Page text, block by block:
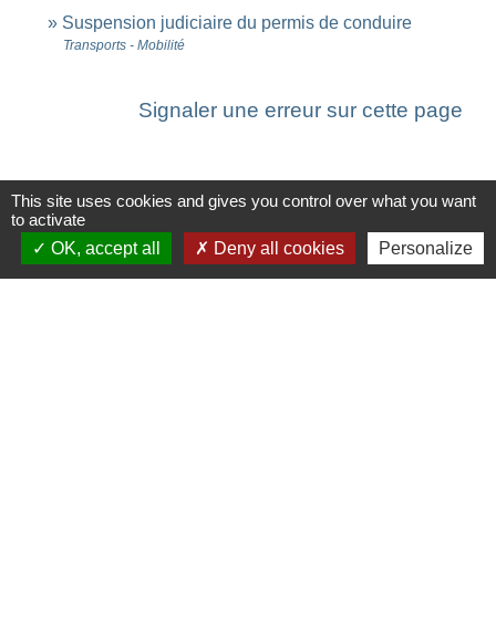
Suspension judiciaire du permis de conduire
Transports - Mobilité
Signaler une erreur sur cette page
Contacts
Commune de Saint-Ouen-d'Aunis
This site uses cookies and gives you control over what you want
to activate
OK, accept all
Deny all cookies Personalize